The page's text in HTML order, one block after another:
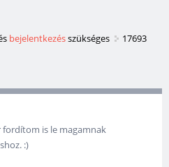
bejelentkezésszükséges
17693
fordítom is le magamnak
:)